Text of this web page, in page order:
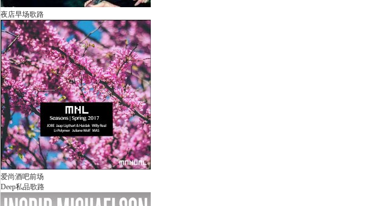
夜店早场歌路
爱尚酒吧前场
Deep私品歌路